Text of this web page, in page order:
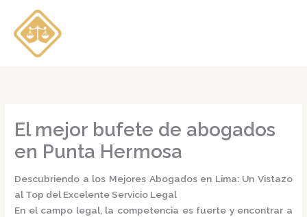
contenido
El mejor bufete de abogados
en Punta Hermosa
Descubriendo a los Mejores Abogados en Lima: Un Vistazo
al Top del Excelente Servicio Legal
En el campo legal, la competencia es fuerte y encontrar a